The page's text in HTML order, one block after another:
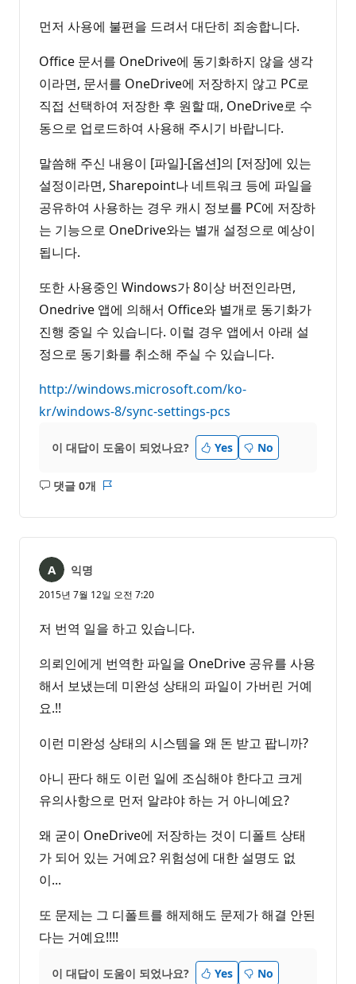
먼저 사용에 불편을 드려서 대단히 죄송합니다.
Office 문서를 OneDrive에 동기화하지 않을 생각
이라면, 문서를 OneDrive에 저장하지 않고 PC로
직접 선택하여 저장한 후 원할 때, OneDrive로 수
동으로 업로드하여 사용해 주시기 바랍니다.
말씀해 주신 내용이 [파일]-[옵션]의 [저장]에 있는
설정이라면, Sharepoint나 네트워크 등에 파일을
공유하여 사용하는 경우 캐시 정보를 PC에 저장하
는 기능으로 OneDrive와는 별개 설정으로 예상이
됩니다.
또한 사용중인 Windows가 8이상 버전인라면,
Onedrive 앱에 의해서 Office와 별개로 동기화가
진행 중일 수 있습니다. 이럴 경우 앱에서 아래 설
정으로 동기화를 취소해 주실 수 있습니다.
http://windows.microsoft.com/ko-
kr/windows-8/sync-settings-pcs
이 대답이 도움이 되었나요? Yes No
댓글 0개
설
음
익명
2015년 7월 12일 오전 7:20
저 번역 일을 하고 있습니다.
의뢰인에게 번역한 파일을 OneDrive 공유를 사용
해서 보냈는데 미완성 상태의 파일이 가버린 거예
요.!!
이런 미완성 상태의 시스템을 왜 돈 받고 팝니까?
아니 판다 해도 이런 일에 조심해야 한다고 크게
유의사항으로 먼저 알랴야 하는 거 아니예요?
왜 굳이 OneDrive에 저장하는 것이 디폴트 상태
가 되어 있는 거예요? 위험성에 대한 설명도 없
이...
또 문제는 그 디폴트를 해제해도 문제가 해결 안된
다는 거예요!!!!
이 대답이 도움이 되었나요? Yes No